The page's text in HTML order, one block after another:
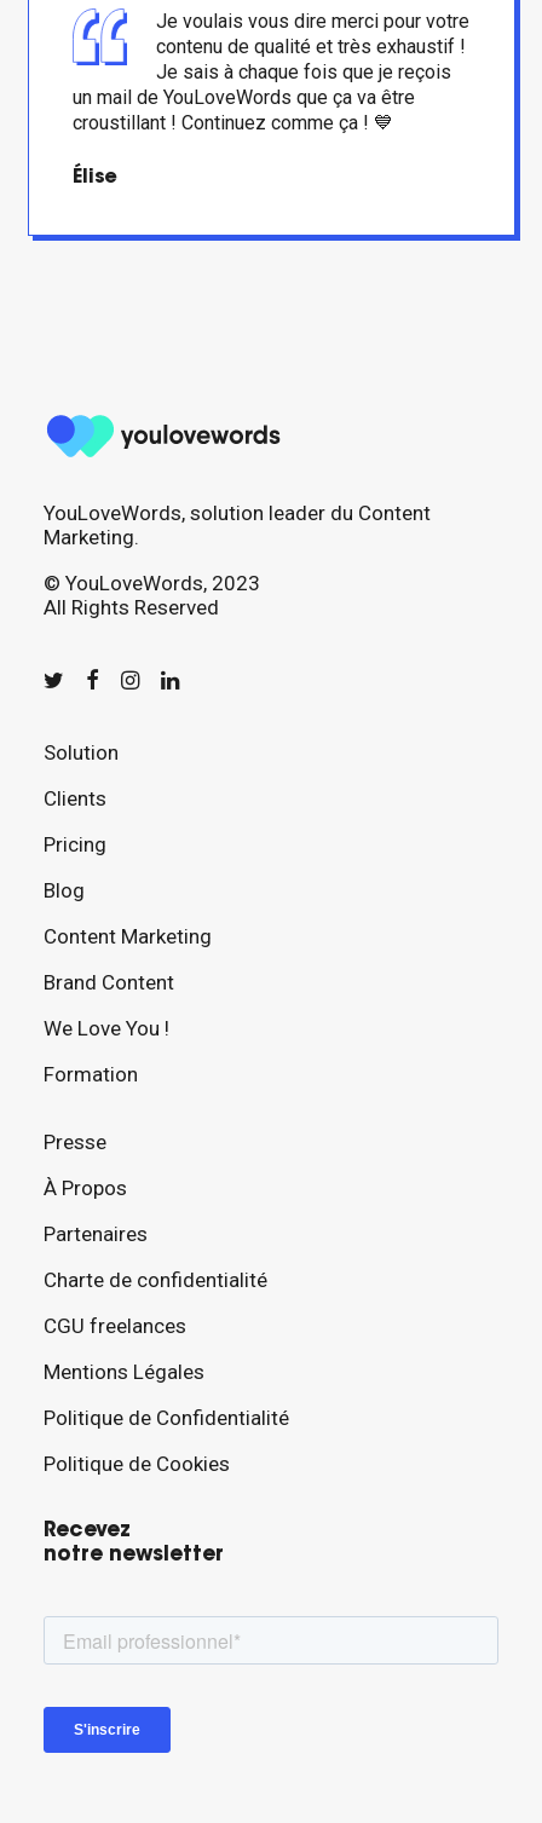
Je voulais vous dire merci pour votre
contenu de qualité et très exhaustif !
Je sais à chaque fois que je reçois
un mail de YouLoveWords que ça va être
croustillant ! Continuez comme ça ! 💙
Élise
YouLoveWords, solution leader du Content
Marketing.
© YouLoveWords, 2023
All Rights Reserved
Solution
Clients
Pricing
Blog
Content Marketing
Brand Content
We Love You !
Formation
Presse
À Propos
Partenaires
Charte de confidentialité
CGU freelances
Mentions Légales
Politique de Confidentialité
Politique de Cookies
Recevez
notre newsletter